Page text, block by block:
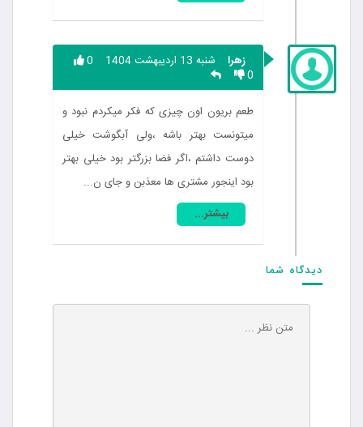
زهرا شنبه 13 اردیبهشت 1404
0
0
طعم بریون اون چیزی که فکر میکردم نبود و
میتونست بهتر باشه ،ولی آبگوشت خیلی
دوست داشتم ،اگر فضا بزرگتر بود خیلی بهتر
بود اینجور مشتری ها معذبن و جای ن...
بیشتر...
دیدگاه شما